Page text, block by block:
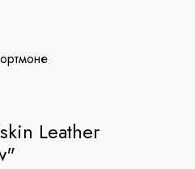
Leather